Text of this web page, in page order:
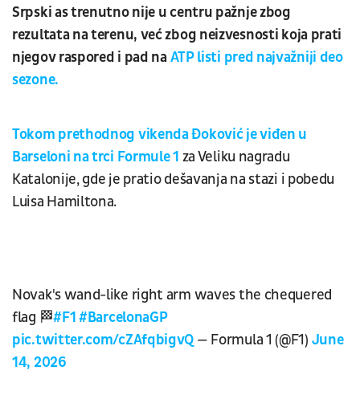
Srpski as trenutno nije u centru pažnje zbog
rezultata na terenu, već zbog neizvesnosti koja prati
njegov raspored i pad naATP listi pred najvažniji deo
sezone.
Tokom prethodnog vikenda Đoković je viđen u
Barseloni na trci Formule 1 za Veliku nagradu
Katalonije, gde je pratio dešavanja na stazi i pobedu
Luisa Hamiltona.
Novak's wand-like right arm waves the chequered
flag 🏁#F1#BarcelonaGP
pic.twitter.com/cZAfqbigvQ — Formula 1 (@F1) June
14, 2026